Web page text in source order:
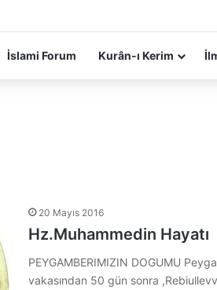
İslami Forum Kurân-ı Kerim
20 Mayıs 2016
Hz.Muhammedin Hayatı
PEYGAMBERIMIZIN DOGUMU
vakasından 50 gün sonra